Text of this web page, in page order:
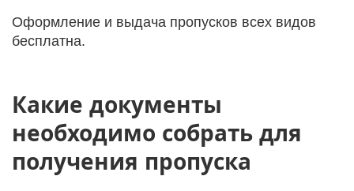
Оформление и выдача пропусков всех видов
бесплатна.
Какие документы
необходимо собрать для
получения пропуска